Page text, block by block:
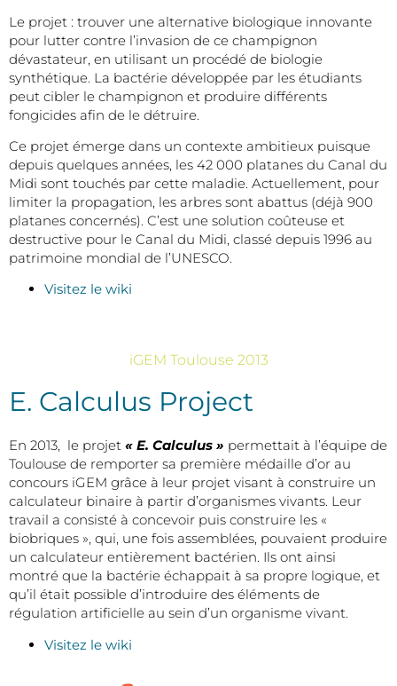
Le projet : trouver une alternative biologique innovante
pour lutter contre l’invasion de ce champignon
dévastateur, en utilisant un procédé de biologie
synthétique. La bactérie développée par les étudiants
peut cibler le champignon et produire différents
fongicides afin de le détruire.
Ce projet émerge dans un contexte ambitieux puisque
depuis quelques années, les 42 000 platanes du Canal du
Midi sont touchés par cette maladie. Actuellement, pour
limiter la propagation, les arbres sont abattus (déjà 900
platanes concernés). C’est une solution coûteuse et
destructive pour le Canal du Midi, classé depuis 1996 au
patrimoine mondial de l’UNESCO.
Visitez le wiki
iGEM Toulouse 2013
E. Calculus Project
En 2013, le projet « E. Calculus » permettait à l’équipe de
Toulouse de remporter sa première médaille d’or au
concours iGEM grâce à leur projet visant à construire un
calculateur binaire à partir d’organismes vivants. Leur
travail a consisté à concevoir puis construire les «
biobriques », qui, une fois assemblées, pouvaient produire
un calculateur entièrement bactérien. Ils ont ainsi
montré que la bactérie échappait à sa propre logique, et
qu’il était possible d’introduire des éléments de
régulation artificielle au sein d’un organisme vivant.
Visitez le wiki